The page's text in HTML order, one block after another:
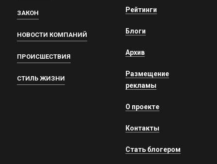
ЗАКОН
НОВОСТИ КОМПАНИЙ
ПРОИСШЕСТВИЯ
СТИЛЬ ЖИЗНИ
Рейтинги
Блоги
Архив
Размещение
рекламы
О проекте
Контакты
Стать блогером